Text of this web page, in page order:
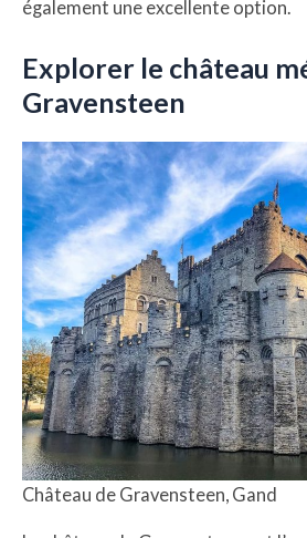
également une excellente option.
Explorer le château
Gravensteen
Château de Gravensteen, Gand